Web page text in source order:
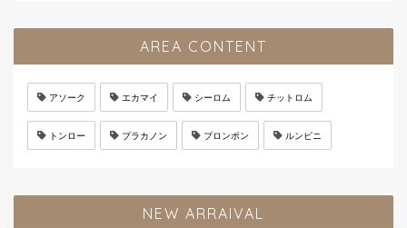
AREA CONTENT
アソーク エカマイ シーロム チットロム
トンロー プラカノン プロンポン ルンピニ
NEW ARRAIVAL